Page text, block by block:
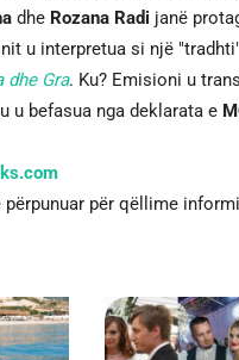
dhe Rozana Radi janë
u interpretua si një
dhe Gra. Ku? Emisioni u
u befasua nga deklarata e
për qëllime